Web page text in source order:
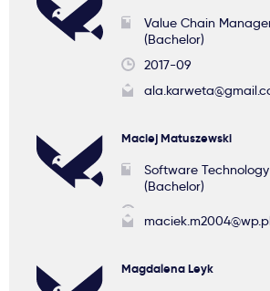
Value Chain
(Bachelor)
2017-09
Maciej Matuszewski
Software
(Bachelor)
Magdalena Leyk